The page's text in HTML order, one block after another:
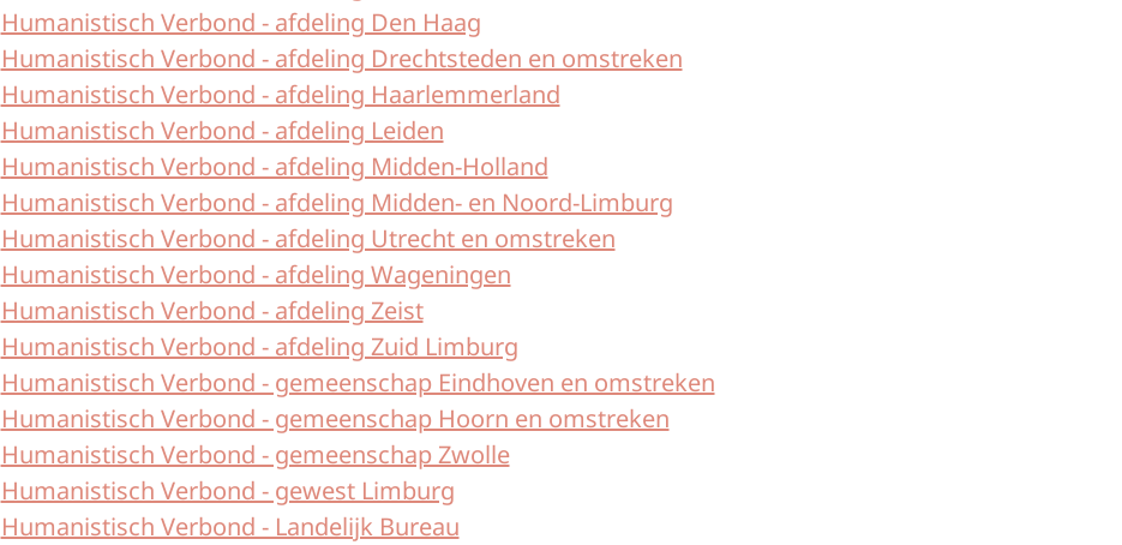
Humanistisch Verbond - afdeling Den Haag
Humanistisch Verbond - afdeling Drechtsteden en omstreken
Humanistisch Verbond - afdeling Haarlemmerland
Humanistisch Verbond - afdeling Leiden
Humanistisch Verbond - afdeling Midden-Holland
Humanistisch Verbond - afdeling Midden- en Noord-Limburg
Humanistisch Verbond - afdeling Utrecht en omstreken
Humanistisch Verbond - afdeling Wageningen
Humanistisch Verbond - afdeling Zeist
Humanistisch Verbond - afdeling Zuid Limburg
Humanistisch Verbond - gemeenschap Eindhoven en omstreken
Humanistisch Verbond - gemeenschap Hoorn en omstreken
Humanistisch Verbond - gemeenschap Zwolle
Humanistisch Verbond - gewest Limburg
Humanistisch Verbond - Landelijk Bureau